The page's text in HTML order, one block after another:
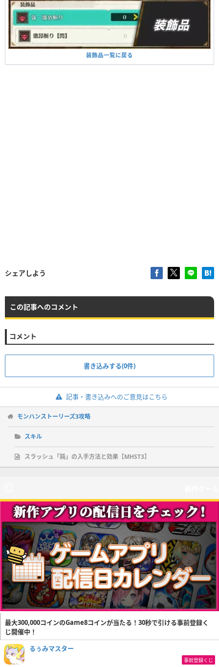
装飾品一覧に戻る
シェアしよう
この記事へのコメント
コメント
書き込みする(0件)
記事・書き込みへのご意見はこちら
モンハンストーリーズ3攻略
スキル
スラッシュ「鈍」の入手方法と効果【MHST3】
最大300,000コインのGame8コインが当たる！30秒で引ける事前登録く
じ開催中！
るぅみマスター
事前登録くじ